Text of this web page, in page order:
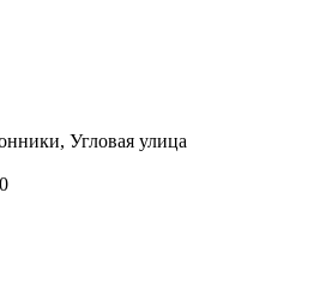
Угловая улица